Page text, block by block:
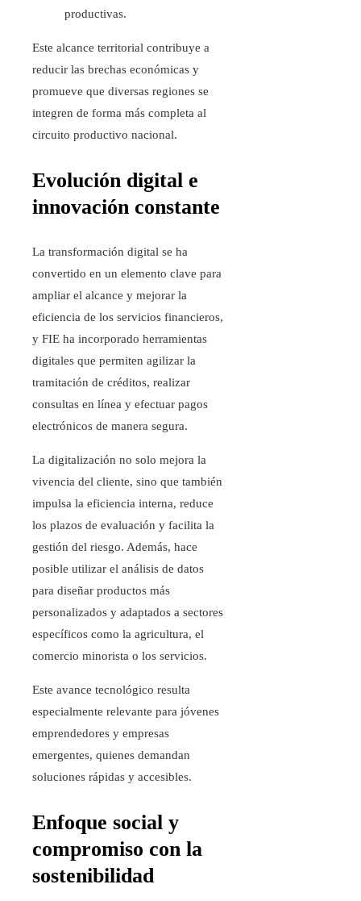
productivas.
Este alcance territorial contribuye a
reducir las brechas económicas y
promueve que diversas regiones se
integren de forma más completa al
circuito productivo nacional.
Evolución digital e
innovación constante
La transformación digital se ha
convertido en un elemento clave para
ampliar el alcance y mejorar la
eficiencia de los servicios financieros,
y FIE ha incorporado herramientas
digitales que permiten agilizar la
tramitación de créditos, realizar
consultas en línea y efectuar pagos
electrónicos de manera segura.
La digitalización no solo mejora la
vivencia del cliente, sino que también
impulsa la eficiencia interna, reduce
los plazos de evaluación y facilita la
gestión del riesgo. Además, hace
posible utilizar el análisis de datos
para diseñar productos más
personalizados y adaptados a sectores
específicos como la agricultura, el
comercio minorista o los servicios.
Este avance tecnológico resulta
especialmente relevante para jóvenes
emprendedores y empresas
emergentes, quienes demandan
soluciones rápidas y accesibles.
Enfoque social y
compromiso con la
sostenibilidad